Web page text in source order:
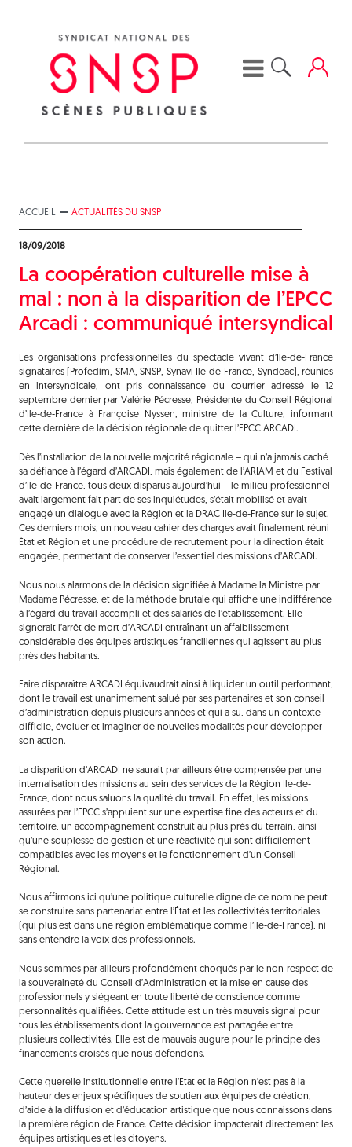
ACCUEIL ACTUALITÉS DU SNSP
18/09/2018
La coopération culturelle mise à
mal : non à la disparition de l’EPCC
Arcadi : communiqué intersyndical
Les organisations professionnelles du spectacle vivant d’Ile-de-France
signataires [Profedim, SMA, SNSP, Synavi Ile-de-France, Syndeac], réunies
en intersyndicale, ont pris connaissance du courrier adressé le 12
septembre dernier par Valérie Pécresse, Présidente du Conseil Régional
d’Ile-de-France à Françoise Nyssen, ministre de la Culture, informant
cette dernière de la décision régionale de quitter l’EPCC ARCADI.
Dès l’installation de la nouvelle majorité régionale – qui n’a jamais caché
sa défiance à l’égard d’ARCADI, mais également de l’ARIAM et du Festival
d’Ile-de-France, tous deux disparus aujourd’hui – le milieu professionnel
avait largement fait part de ses inquiétudes, s’était mobilisé et avait
engagé un dialogue avec la Région et la DRAC Ile-de-France sur le sujet.
Ces derniers mois, un nouveau cahier des charges avait finalement réuni
État et Région et une procédure de recrutement pour la direction était
engagée, permettant de conserver l’essentiel des missions d’ARCADI.
Nous nous alarmons de la décision signifiée à Madame la Ministre par
Madame Pécresse, et de la méthode brutale qui affiche une indifférence
à l’égard du travail accompli et des salariés de l’établissement. Elle
signerait l’arrêt de mort d’ARCADI entraînant un affaiblissement
considérable des équipes artistiques franciliennes qui agissent au plus
près des habitants.
Faire disparaître ARCADI équivaudrait ainsi à liquider un outil performant,
dont le travail est unanimement salué par ses partenaires et son conseil
d’administration depuis plusieurs années et qui a su, dans un contexte
difficile, évoluer et imaginer de nouvelles modalités pour développer
son action.
La disparition d’ARCADI ne saurait par ailleurs être compensée par une
internalisation des missions au sein des services de la Région Ile-de-
France, dont nous saluons la qualité du travail. En effet, les missions
assurées par l’EPCC s’appuient sur une expertise fine des acteurs et du
territoire, un accompagnement construit au plus près du terrain, ainsi
qu’une souplesse de gestion et une réactivité qui sont difficilement
compatibles avec les moyens et le fonctionnement d’un Conseil
Régional.
Nous affirmons ici qu’une politique culturelle digne de ce nom ne peut
se construire sans partenariat entre l’État et les collectivités territoriales
(qui plus est dans une région emblématique comme l’Ile-de-France), ni
sans entendre la voix des professionnels.
Nous sommes par ailleurs profondément choqués par le non-respect de
la souveraineté du Conseil d’Administration et la mise en cause des
professionnels y siégeant en toute liberté de conscience comme
personnalités qualifiées. Cette attitude est un très mauvais signal pour
tous les établissements dont la gouvernance est partagée entre
plusieurs collectivités. Elle est de mauvais augure pour le principe des
financements croisés que nous défendons.
Cette querelle institutionnelle entre l’Etat et la Région n’est pas à la
hauteur des enjeux spécifiques de soutien aux équipes de création,
d’aide à la diffusion et d’éducation artistique que nous connaissons dans
la première région de France. Cette décision impacterait directement les
équipes artistiques et les citoyens.